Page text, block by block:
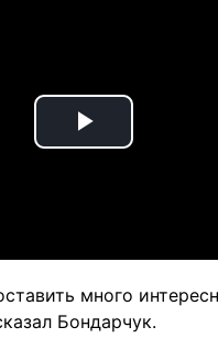
Play
много
Бондарчук.